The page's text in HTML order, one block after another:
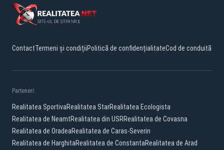
ContactTermeni și condițiiPolitică de confidențialitateCod de conduită
Parteneri:
Realitatea SportivaRealitatea StarRealitatea Ecologista
Realitatea de NeamtRealitatea din USRRealitatea de Covasna
Realitatea de OradeaRealitatea de Caras-Severin
Realitatea de HarghitaRealitatea de ConstantaRealitatea de Arad